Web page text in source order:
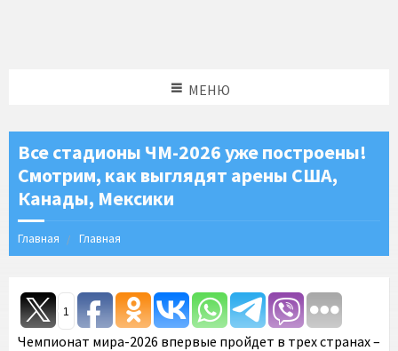
МЕНЮ
Все стадионы ЧМ-2026 уже построены!
Смотрим, как выглядят арены США,
Канады, Мексики
Главная Главная
1
Чемпионат мира-2026 впервые пройдет в трех странах –